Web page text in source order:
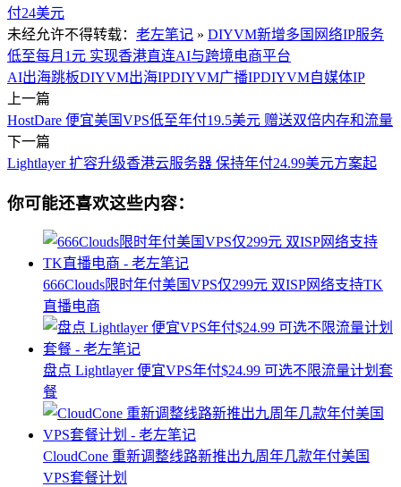
付24美元
未经允许不得转载： 老左笔记 » DIYVM新增多国网络IP服务
低至每月1元 实现香港直连AI与跨境电商平台
AI出海跳板DIYVM出海IPDIYVM广播IPDIYVM自媒体IP
上一篇
HostDare 便宜美国VPS低至年付19.5美元 赠送双倍内存和流量
下一篇
Lightlayer 扩容升级香港云服务器 保持年付24.99美元方案起
你可能还喜欢这些内容：
666Clouds限时年付美国VPS仅299元 双ISP网络支持TK
直播电商
盘点 Lightlayer 便宜VPS年付$24.99 可选不限流量计划套
餐
CloudCone 重新调整线路新推出九周年几款年付美国
VPS套餐计划